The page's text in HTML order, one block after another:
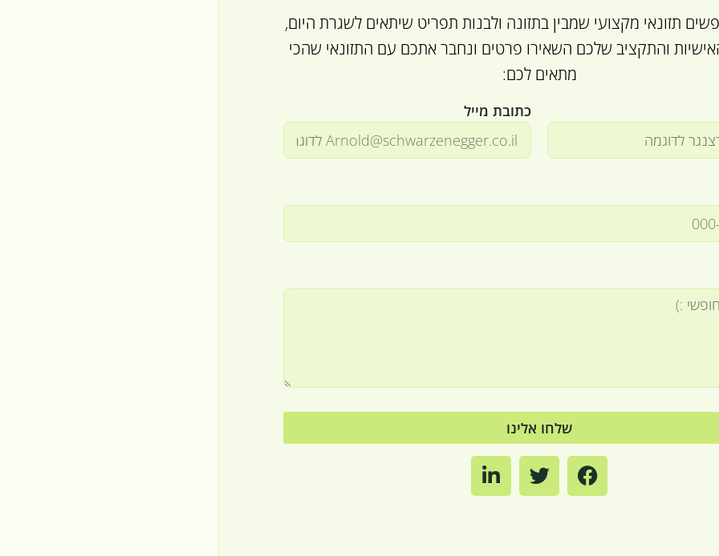
תזונאי מקצועי שמבין בתזונה ולבנות תפריט שיתאים לשגרת היום,
והתקציב שלכם השאירו פרטים ונחבר אתכם עם התזונאי שהכי
מתאים לכם:
כתובת מייל
שלחו אלינו